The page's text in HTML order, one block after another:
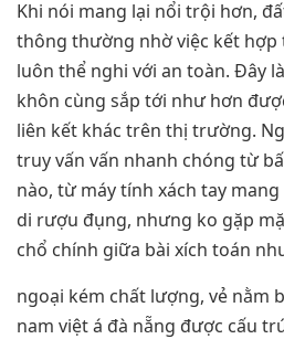
Khi nói mang lại nổi trội hơn,
thông thường nhờ việc kết
luôn thể nghi với an toàn. Đây
khôn cùng sắp tới như hơn
liên kết khác trên thị trường.
truy vấn vấn nhanh chóng từ
nào, từ máy tính xách tay
di rượu đụng, nhưng ko gặp
chổ chính giữa bài xích toán
ngoại kém chất lượng, vẻ nằm
nam việt á đà nẵng được cấu